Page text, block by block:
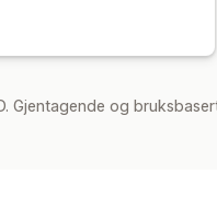
Gjentagende og